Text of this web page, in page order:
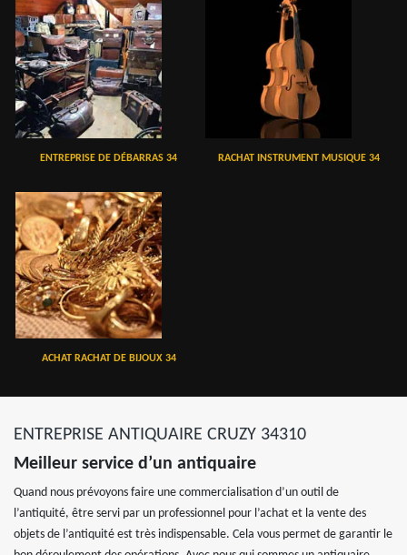
ENTREPRISE DE DÉBARRAS 34 RACHAT INSTRUMENT MUSIQUE 34
ACHAT RACHAT DE BIJOUX 34
ENTREPRISE ANTIQUAIRE CRUZY 34310
Meilleur service d’un antiquaire
Quand nous prévoyons faire une commercialisation d’un outil de
l’antiquité, être servi par un professionnel pour l’achat et la vente des
objets de l’antiquité est très indispensable. Cela vous permet de garantir le